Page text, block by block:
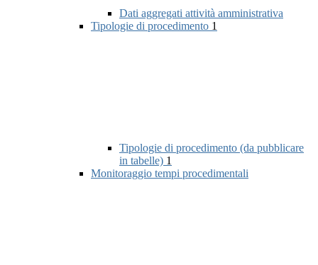
Dati aggregati attività amministrativa
Tipologie di procedimento 1
Tipologie di procedimento (da pubblicare
in tabelle) 1
Monitoraggio tempi procedimentali